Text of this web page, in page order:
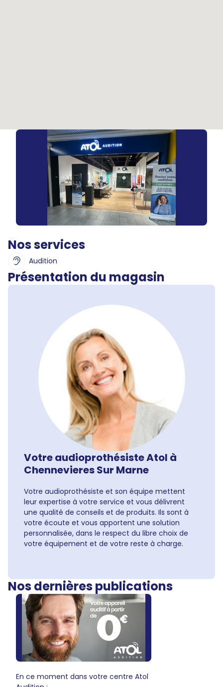
Nos services
Audition
Présentation du magasin
Votre audioprothésiste Atol à
Chennevieres Sur Marne
Votre audioprothésiste et son équipe mettent
leur expertise à votre service et vous délivrent
une qualité de conseils et de produits. Ils sont à
votre écoute et vous apportent une solution
personnalisée, dans le respect du libre choix de
votre équipement et de votre reste à charge.
Nos dernières publications
En ce moment dans votre centre Atol